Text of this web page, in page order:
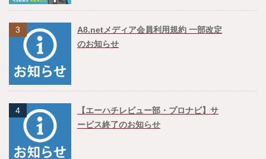
3
A8.netメディア会員利用規約 一部改定
のお知らせ
4
【エーハチレビュー部・プロナビ】サ
ービス終了のお知らせ